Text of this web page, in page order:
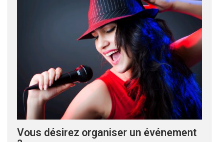
Vous désirez organiser un événement